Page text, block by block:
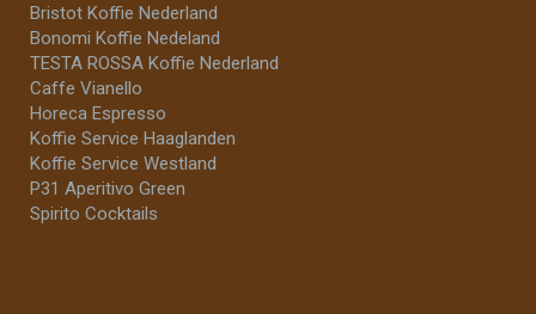
Bristot Koffie Nederland
Bonomi Koffie Nedeland
TESTA ROSSA Koffie Nederland
Caffe Vianello
Horeca Espresso
Koffie Service Haaglanden
Koffie Service Westland
P31 Aperitivo Green
Spirito Cocktails